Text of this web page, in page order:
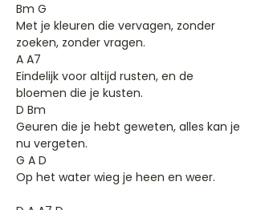
Bm G
Met je kleuren die vervagen, zonder
zoeken, zonder vragen.
A A7
Eindelijk voor altijd rusten, en de
bloemen die je kusten.
D Bm
Geuren die je hebt geweten, alles kan je
nu vergeten.
G A D
Op het water wieg je heen en weer.